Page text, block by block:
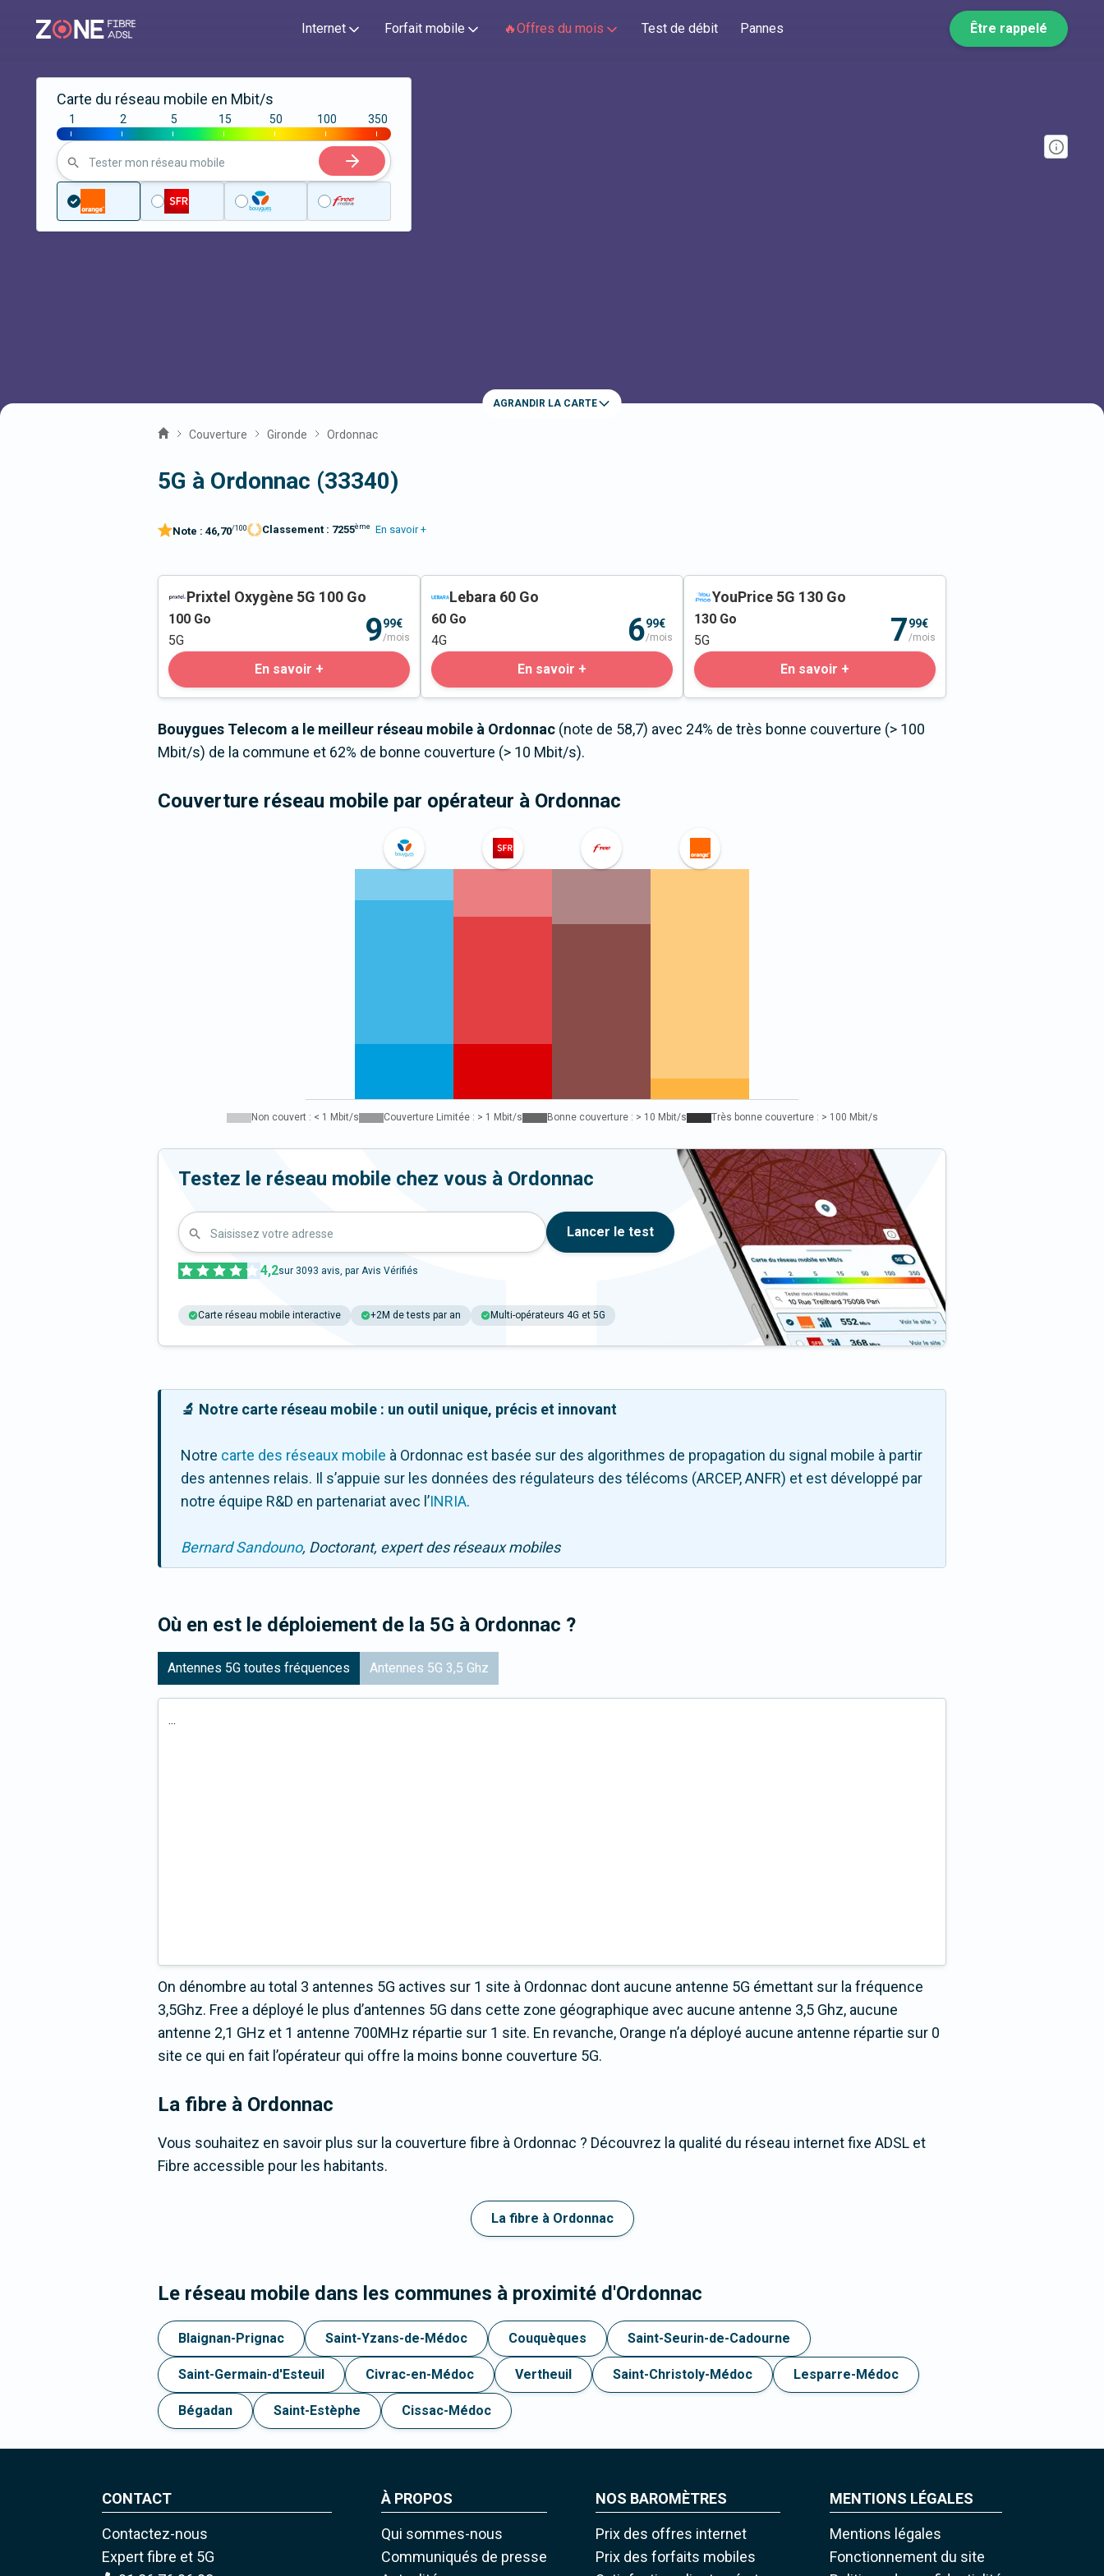
Internet Forfait mobile 🔥Offres du mois Test de débit Pannes Être rappelé
Carte du réseau mobile en Mbit/s
|
1
|
2
|
5
|
15
|
50
|
100
|
350
Tester mon réseau mobile
AGRANDIR LA CARTE
Couverture Gironde Ordonnac
5G à Ordonnac (33340)
Note : 46,70/100 Classement : 7255ème En savoir +
Prixtel Oxygène 5G 100 Go
100 Go
5G
999€
/mois
En savoir +
Lebara 60 Go
60 Go
4G
699€
/mois
En savoir +
YouPrice 5G 130 Go
130 Go
5G
799€
/mois
En savoir +
Bouygues Telecom a le meilleur réseau mobile à Ordonnac (note de 58,7) avec 24% de très bonne couverture (> 100
Mbit/s) de la commune et 62% de bonne couverture (> 10 Mbit/s).
Couverture réseau mobile par opérateur à Ordonnac
Non couvert : < 1 Mbit/s Couverture Limitée : > 1 Mbit/s Bonne couverture : > 10 Mbit/s Très bonne couverture : > 100 Mbit/s
Testez le réseau mobile chez vous à Ordonnac
Saisissez votre adresse Lancer le test
4,2sur 3093 avis, par Avis Vérifiés
Carte réseau mobile interactive +2M de tests par an Multi-opérateurs 4G et 5G
🔬 Notre carte réseau mobile : un outil unique, précis et innovant
Notre carte des réseaux mobile à Ordonnac est basée sur des algorithmes de propagation du signal mobile à partir
des antennes relais. Il s’appuie sur les données des régulateurs des télécoms (ARCEP, ANFR) et est développé par
notre équipe R&D en partenariat avec l ’INRIA.
Bernard Sandouno, Doctorant, expert des réseaux mobiles
Où en est le déploiement de la 5G à Ordonnac ?
Antennes 5G toutes fréquences Antennes 5G 3,5 Ghz
...
On dénombre au total 3 antennes 5G actives sur 1 site à Ordonnac dont aucune antenne 5G émettant sur la fréquence
3,5Ghz. Free a déployé le plus d’antennes 5G dans cette zone géographique avec aucune antenne 3,5 Ghz, aucune
antenne 2,1 GHz et 1 antenne 700MHz répartie sur 1 site. En revanche, Orange n’a déployé aucune antenne répartie sur 0
site ce qui en fait l’opérateur qui offre la moins bonne couverture 5G.
La fibre à Ordonnac
Vous souhaitez en savoir plus sur la couverture fibre à Ordonnac ? Découvrez la qualité du réseau internet fixe ADSL et
Fibre accessible pour les habitants.
La fibre à Ordonnac
Le réseau mobile dans les communes à proximité d'Ordonnac
Blaignan-Prignac Saint-Yzans-de-Médoc Couquèques Saint-Seurin-de-Cadourne
Saint-Germain-d'Esteuil Civrac-en-Médoc Vertheuil Saint-Christoly-Médoc Lesparre-Médoc
Bégadan Saint-Estèphe Cissac-Médoc
CONTACT
Contactez-nous
Expert fibre et 5G
À PROPOS
Qui sommes-nous
Communiqués de presse
NOS BAROMÈTRES
Prix des offres internet
Prix des forfaits mobiles
MENTIONS LÉGALES
Mentions légales
Fonctionnement du site